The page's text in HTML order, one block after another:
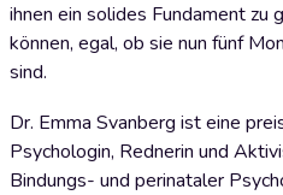
ihnen ein solides Fundament zu
können, egal, ob sie nun fünf
sind.
Dr. Emma Svanberg ist eine
Psychologin, Rednerin und
Bindungs- und perinataler